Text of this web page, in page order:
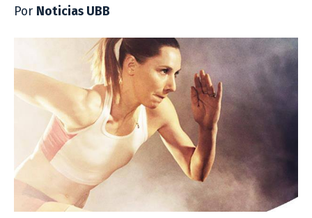
Por Noticias UBB